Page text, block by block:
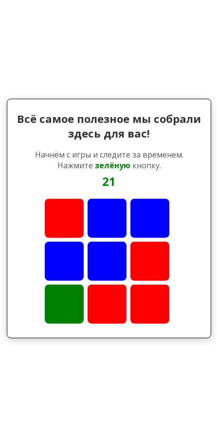
Всё самое полезное мы собрали
здесь для вас!
Начнём с игры и следите за временем.
Нажмите зелёную кнопку.
21